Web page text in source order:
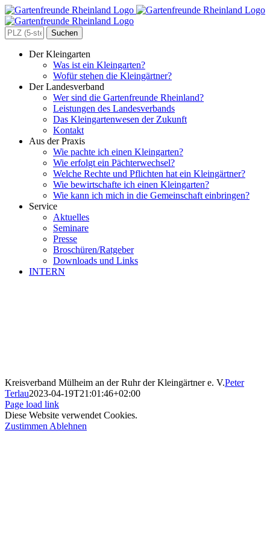
Zum
Inhalt
springen
Search
for:
Der Kleingarten
Was ist ein Kleingarten?
Wofür stehen die Kleingärtner?
Der Landesverband
Wer sind die Gartenfreunde Rheinland?
Leistungen des Landesverbands
Das Kleingartenwesen der Zukunft
Kontakt
Aus der Praxis
Wie pachte ich einen Kleingarten?
Wie erfolgt ein Pächterwechsel?
Welche Rechte und Pflichten hat ein Kleingärtner?
Wie bewirtschafte ich einen Kleingarten?
Wie kann ich mich in die Gemeinschaft einbringen?
Service
Aktuelles
Seminare
Presse
Broschüren/Ratgeber
Downloads und Links
INTERN
Kreisverband Mülheim an der Ruhr der Kleingärtner e. V.Peter
Terlau2023-04-19T21:01:46+02:00
Page load link
Diese Website verwendet Cookies.
Zustimmen Ablehnen